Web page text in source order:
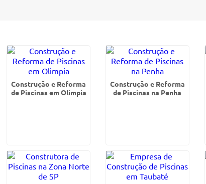
Construção e Reforma
de Piscinas em Olimpia
Construção e Reforma
de Piscinas na Penha